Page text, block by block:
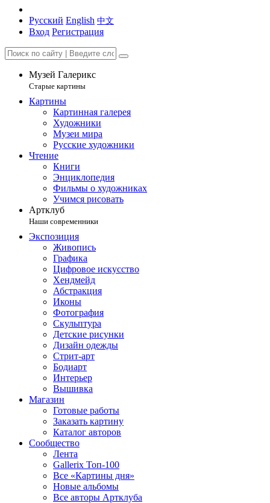
Русский English 中文
Вход Регистрация
Музей Галерикс
Старые картины
Картины
Картинная галерея
Художники
Музеи мира
Русские художники
Чтение
Книги
Энциклопедия
Фильмы о художниках
Учимся рисовать
Артклуб
Наши современники
Экспозиция
Живопись
Графика
Цифровое искусство
Хендмейд
Абстракция
Иконы
Фотография
Скульптура
Детские рисунки
Дизайн одежды
Стрит-арт
Бодиарт
Интерьер
Вышивка
Магазин
Готовые работы
Заказать картину
Каталог авторов
Сообщество
Лента
Gallerix Топ-100
Все «Картины дня»
Новые альбомы
Все авторы Артклуба